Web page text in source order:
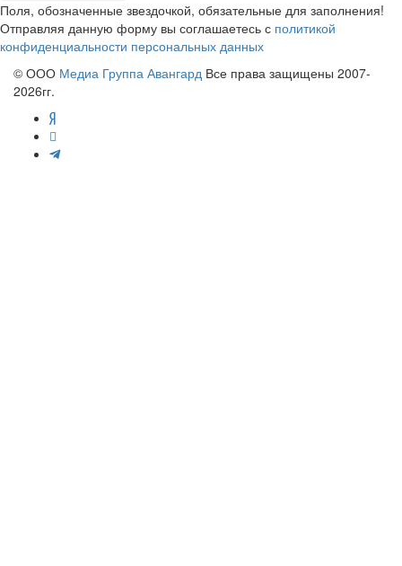
Поля, обозначенные звездочкой, обязательные для заполнения!
Отправляя данную форму вы соглашаетесь с политикой
конфиденциальности персональных данных
© ООО Медиа Группа Авангард Все права защищены 2007-
2026гг.